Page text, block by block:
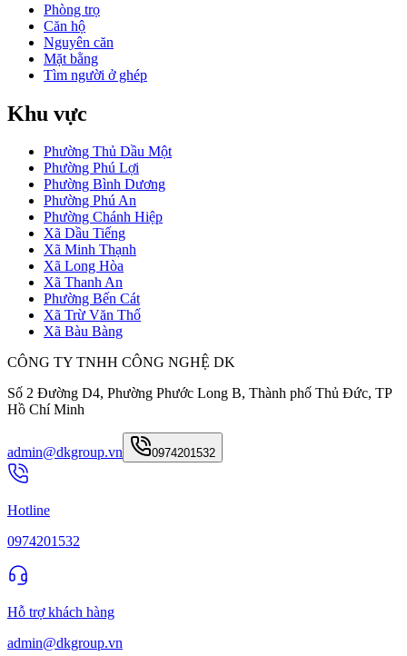
Phòng trọ
Căn hộ
Nguyên căn
Mặt bằng
Tìm người ở ghép
Khu vực
Phường Thủ Dầu Một
Phường Phú Lợi
Phường Bình Dương
Phường Phú An
Phường Chánh Hiệp
Xã Dầu Tiếng
Xã Minh Thạnh
Xã Long Hòa
Xã Thanh An
Phường Bến Cát
Xã Trừ Văn Thố
Xã Bàu Bàng
CÔNG TY TNHH CÔNG NGHỆ DK
Số 2 Đường D4, Phường Phước Long B, Thành phố Thủ Đức, TP
Hồ Chí Minh
admin@dkgroup.vn 0974201532
Hotline
0974201532
Hỗ trợ khách hàng
admin@dkgroup.vn